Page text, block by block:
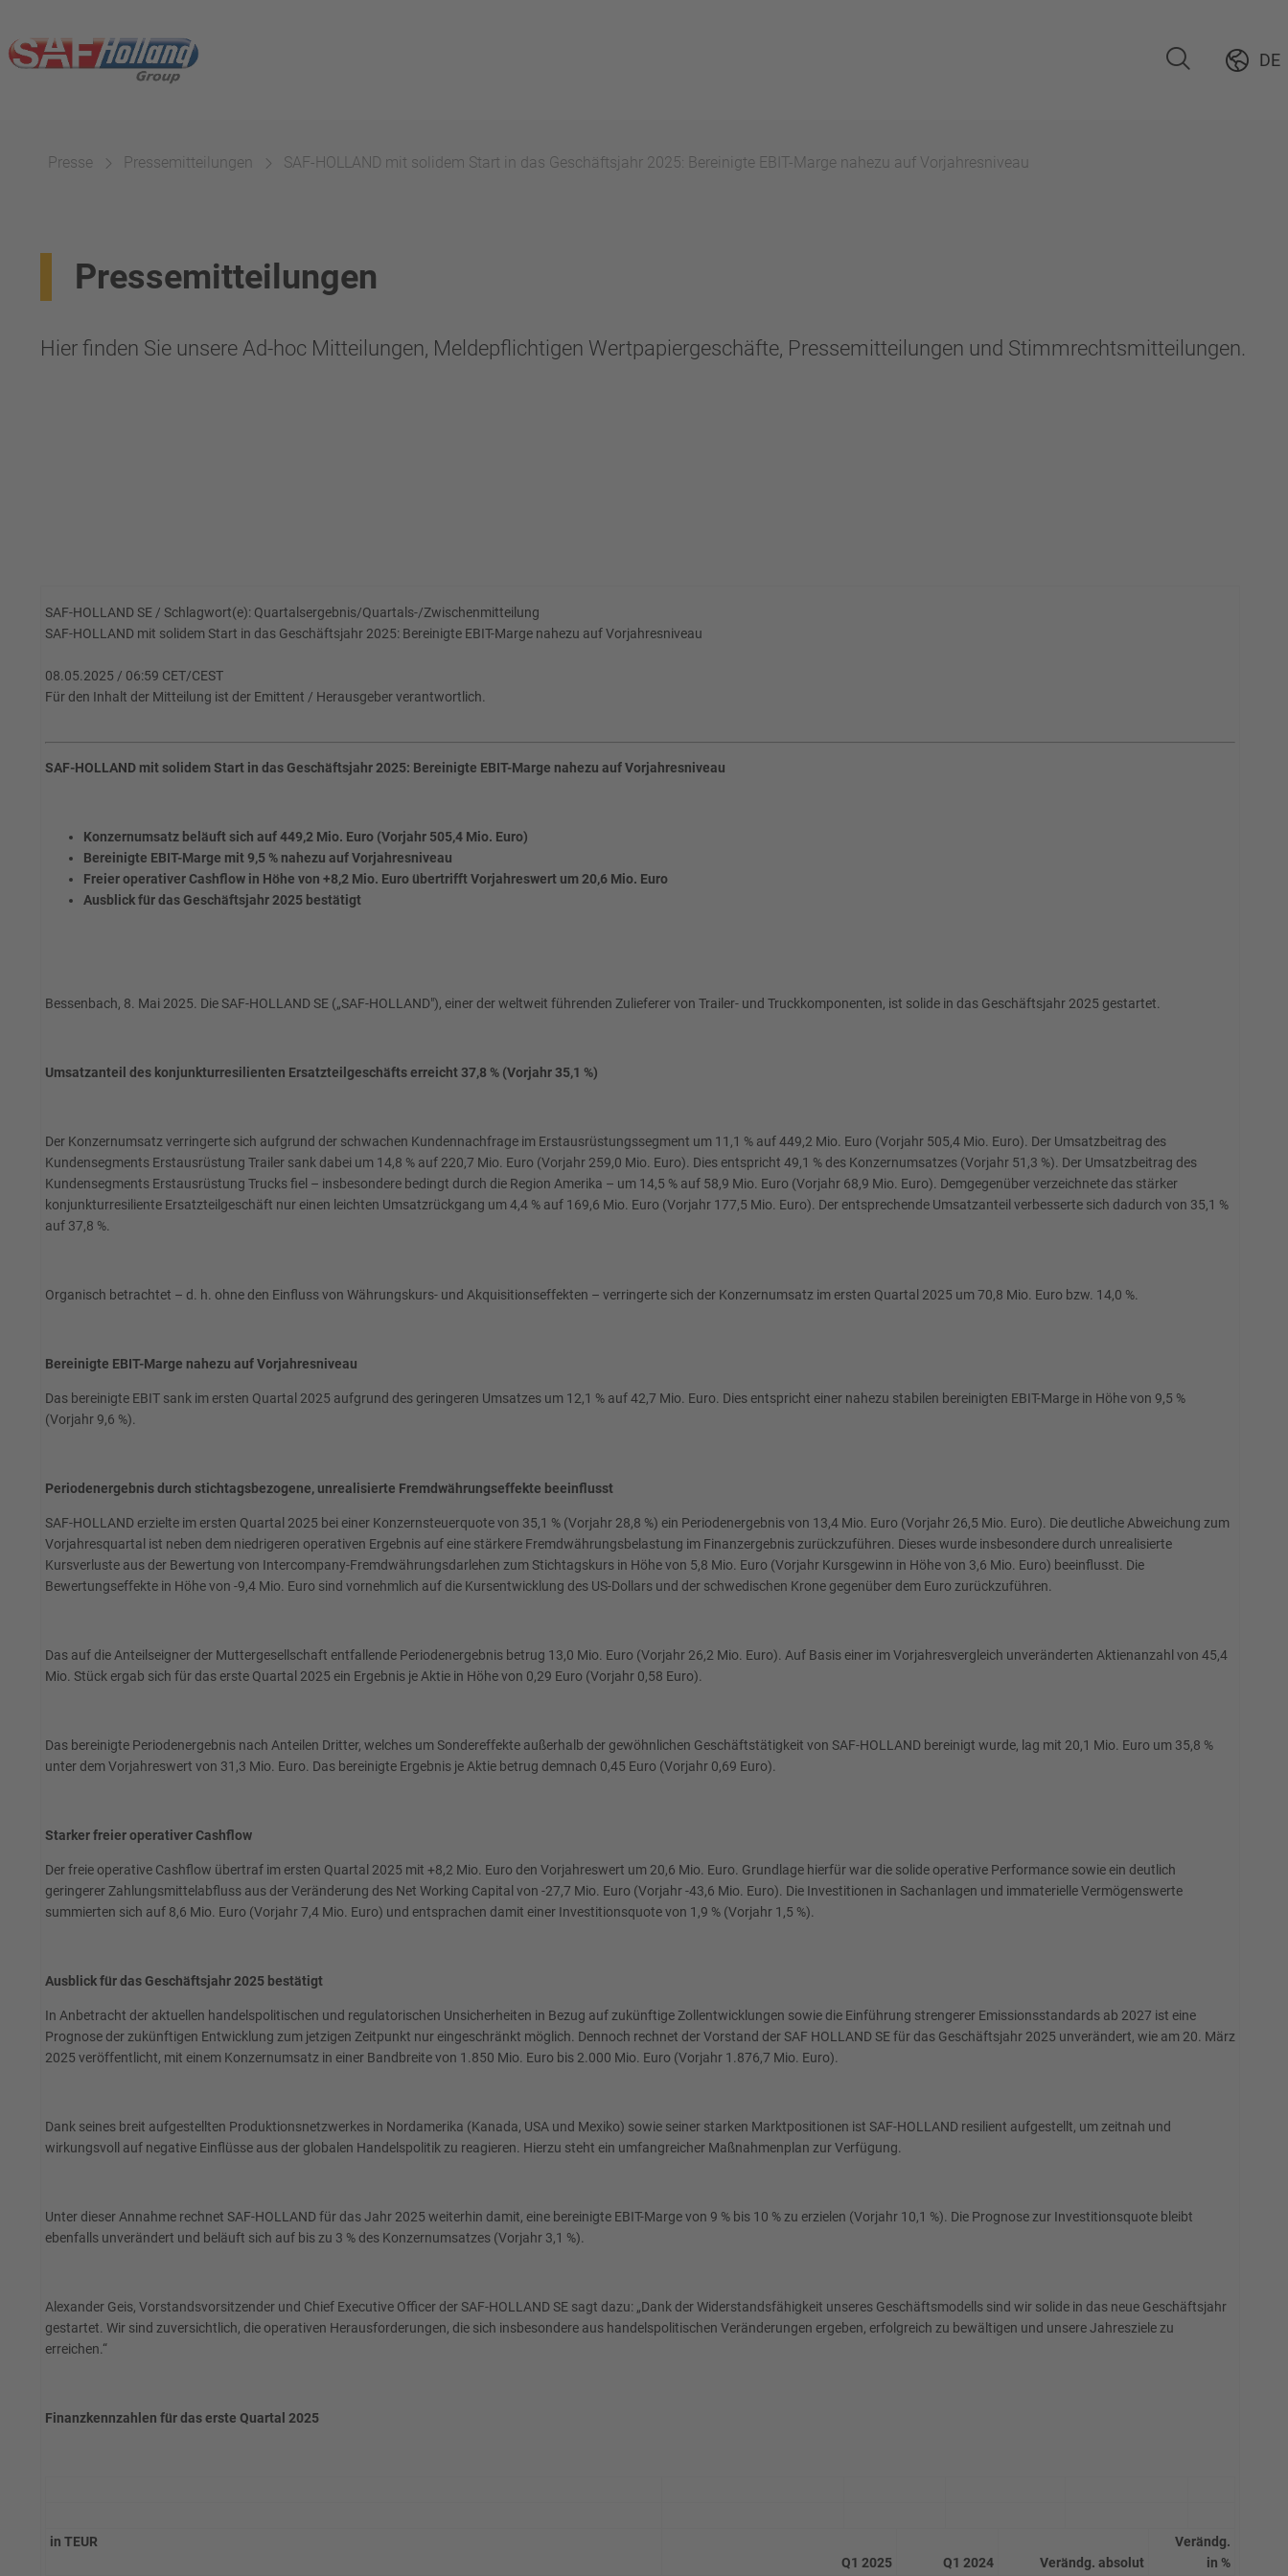
DE
Presse Pressemitteilungen SAF-HOLLAND mit solidem Start in das Geschäftsjahr 2025: Bereinigte EBIT-Marge nahezu auf Vorjahresniveau
Pressemitteilungen
Hier finden Sie unsere Ad-hoc Mitteilungen, Meldepflichtigen Wertpapiergeschäfte, Pressemitteilungen und Stimmrechtsmitteilungen.
SAF-HOLLAND SE / Schlagwort(e): Quartalsergebnis/Quartals-/Zwischenmitteilung
SAF-HOLLAND mit solidem Start in das Geschäftsjahr 2025: Bereinigte EBIT-Marge nahezu auf Vorjahresniveau
08.05.2025 / 06:59 CET/CEST
Für den Inhalt der Mitteilung ist der Emittent / Herausgeber verantwortlich.
SAF-HOLLAND mit solidem Start in das Geschäftsjahr 2025: Bereinigte EBIT-Marge nahezu auf Vorjahresniveau
Konzernumsatz beläuft sich auf 449,2 Mio. Euro (Vorjahr 505,4 Mio. Euro)
Bereinigte EBIT-Marge mit 9,5 % nahezu auf Vorjahresniveau
Freier operativer Cashflow in Höhe von +8,2 Mio. Euro übertrifft Vorjahreswert um 20,6 Mio. Euro
Ausblick für das Geschäftsjahr 2025 bestätigt
Bessenbach, 8. Mai 2025. Die SAF-HOLLAND SE („SAF-HOLLAND"), einer der weltweit führenden Zulieferer von Trailer- und Truckkomponenten, ist solide in das Geschäftsjahr 2025 gestartet.
Umsatzanteil des konjunkturresilienten Ersatzteilgeschäfts erreicht 37,8 % (Vorjahr 35,1 %)
Der Konzernumsatz verringerte sich aufgrund der schwachen Kundennachfrage im Erstausrüstungssegment um 11,1 % auf 449,2 Mio. Euro (Vorjahr 505,4 Mio. Euro). Der Umsatzbeitrag des
Kundensegments Erstausrüstung Trailer sank dabei um 14,8 % auf 220,7 Mio. Euro (Vorjahr 259,0 Mio. Euro). Dies entspricht 49,1 % des Konzernumsatzes (Vorjahr 51,3 %). Der Umsatzbeitrag des
Kundensegments Erstausrüstung Trucks fiel – insbesondere bedingt durch die Region Amerika – um 14,5 % auf 58,9 Mio. Euro (Vorjahr 68,9 Mio. Euro). Demgegenüber verzeichnete das stärker
konjunkturresiliente Ersatzteilgeschäft nur einen leichten Umsatzrückgang um 4,4 % auf 169,6 Mio. Euro (Vorjahr 177,5 Mio. Euro). Der entsprechende Umsatzanteil verbesserte sich dadurch von 35,1 %
auf 37,8 %.
Organisch betrachtet – d. h. ohne den Einfluss von Währungskurs- und Akquisitionseffekten – verringerte sich der Konzernumsatz im ersten Quartal 2025 um 70,8 Mio. Euro bzw. 14,0 %.
Bereinigte EBIT-Marge nahezu auf Vorjahresniveau
Das bereinigte EBIT sank im ersten Quartal 2025 aufgrund des geringeren Umsatzes um 12,1 % auf 42,7 Mio. Euro. Dies entspricht einer nahezu stabilen bereinigten EBIT-Marge in Höhe von 9,5 %
(Vorjahr 9,6 %).
Periodenergebnis durch stichtagsbezogene, unrealisierte Fremdwährungseffekte beeinflusst
SAF-HOLLAND erzielte im ersten Quartal 2025 bei einer Konzernsteuerquote von 35,1 % (Vorjahr 28,8 %) ein Periodenergebnis von 13,4 Mio. Euro (Vorjahr 26,5 Mio. Euro). Die deutliche Abweichung zum
Vorjahresquartal ist neben dem niedrigeren operativen Ergebnis auf eine stärkere Fremdwährungsbelastung im Finanzergebnis zurückzuführen. Dieses wurde insbesondere durch unrealisierte
Kursverluste aus der Bewertung von Intercompany-Fremdwährungsdarlehen zum Stichtagskurs in Höhe von 5,8 Mio. Euro (Vorjahr Kursgewinn in Höhe von 3,6 Mio. Euro) beeinflusst. Die
Bewertungseffekte in Höhe von -9,4 Mio. Euro sind vornehmlich auf die Kursentwicklung des US-Dollars und der schwedischen Krone gegenüber dem Euro zurückzuführen.
Das auf die Anteilseigner der Muttergesellschaft entfallende Periodenergebnis betrug 13,0 Mio. Euro (Vorjahr 26,2 Mio. Euro). Auf Basis einer im Vorjahresvergleich unveränderten Aktienanzahl von 45,4
Mio. Stück ergab sich für das erste Quartal 2025 ein Ergebnis je Aktie in Höhe von 0,29 Euro (Vorjahr 0,58 Euro).
Das bereinigte Periodenergebnis nach Anteilen Dritter, welches um Sondereffekte außerhalb der gewöhnlichen Geschäftstätigkeit von SAF-HOLLAND bereinigt wurde, lag mit 20,1 Mio. Euro um 35,8 %
unter dem Vorjahreswert von 31,3 Mio. Euro. Das bereinigte Ergebnis je Aktie betrug demnach 0,45 Euro (Vorjahr 0,69 Euro).
Starker freier operativer Cashflow
Der freie operative Cashflow übertraf im ersten Quartal 2025 mit +8,2 Mio. Euro den Vorjahreswert um 20,6 Mio. Euro. Grundlage hierfür war die solide operative Performance sowie ein deutlich
geringerer Zahlungsmittelabfluss aus der Veränderung des Net Working Capital von -27,7 Mio. Euro (Vorjahr -43,6 Mio. Euro). Die Investitionen in Sachanlagen und immaterielle Vermögenswerte
summierten sich auf 8,6 Mio. Euro (Vorjahr 7,4 Mio. Euro) und entsprachen damit einer Investitionsquote von 1,9 % (Vorjahr 1,5 %).
Ausblick für das Geschäftsjahr 2025 bestätigt
In Anbetracht der aktuellen handelspolitischen und regulatorischen Unsicherheiten in Bezug auf zukünftige Zollentwicklungen sowie die Einführung strengerer Emissionsstandards ab 2027 ist eine
Prognose der zukünftigen Entwicklung zum jetzigen Zeitpunkt nur eingeschränkt möglich. Dennoch rechnet der Vorstand der SAF HOLLAND SE für das Geschäftsjahr 2025 unverändert, wie am 20. März
2025 veröffentlicht, mit einem Konzernumsatz in einer Bandbreite von 1.850 Mio. Euro bis 2.000 Mio. Euro (Vorjahr 1.876,7 Mio. Euro).
Dank seines breit aufgestellten Produktionsnetzwerkes in Nordamerika (Kanada, USA und Mexiko) sowie seiner starken Marktpositionen ist SAF-HOLLAND resilient aufgestellt, um zeitnah und
wirkungsvoll auf negative Einflüsse aus der globalen Handelspolitik zu reagieren. Hierzu steht ein umfangreicher Maßnahmenplan zur Verfügung.
Unter dieser Annahme rechnet SAF-HOLLAND für das Jahr 2025 weiterhin damit, eine bereinigte EBIT-Marge von 9 % bis 10 % zu erzielen (Vorjahr 10,1 %). Die Prognose zur Investitionsquote bleibt
ebenfalls unverändert und beläuft sich auf bis zu 3 % des Konzernumsatzes (Vorjahr 3,1 %).
Alexander Geis, Vorstandsvorsitzender und Chief Executive Officer der SAF-HOLLAND SE sagt dazu: „Dank der Widerstandsfähigkeit unseres Geschäftsmodells sind wir solide in das neue Geschäftsjahr
gestartet. Wir sind zuversichtlich, die operativen Herausforderungen, die sich insbesondere aus handelspolitischen Veränderungen ergeben, erfolgreich zu bewältigen und unsere Jahresziele zu
erreichen.“
Finanzkennzahlen für das erste Quartal 2025
in TEUR
Q1 2025
Q1 2024 Verändg. absolut
Verändg.
in %